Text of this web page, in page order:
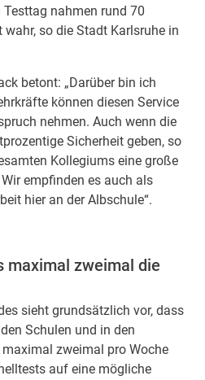
nahmen rund 70
so die Stadt Karlsruhe in
betont: „Darüber bin ich
können diesen Service
nehmen. Auch wenn die
Sicherheit geben, so
Kollegiums eine große
empfinden es auch als
hier an der Albschule“.
maximal zweimal die
sieht grundsätzlich vor, dass
Schulen und in den
zweimal pro Woche
auf eine mögliche